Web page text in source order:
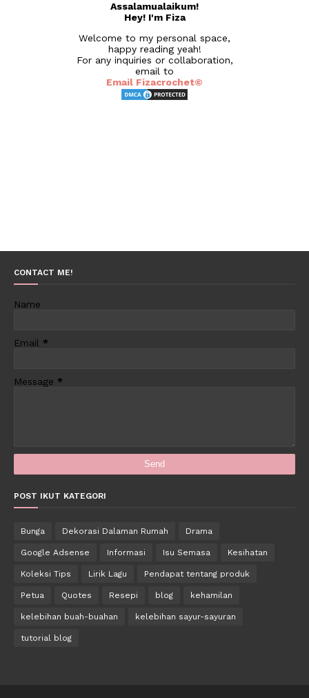
Assalamualaikum!
Hey! I'm Fiza
Welcome to my personal space,
happy reading yeah!
For any inquiries or collaboration,
email to
Email Fizacrochet©
CONTACT ME!
Name
Email *
Message *
POST IKUT KATEGORI
Bunga Dekorasi Dalaman Rumah Drama
Google Adsense Informasi Isu Semasa Kesihatan
Koleksi Tips Lirik Lagu Pendapat tentang produk
Petua Quotes Resepi blog kehamilan
kelebihan buah-buahan kelebihan sayur-sayuran
tutorial blog